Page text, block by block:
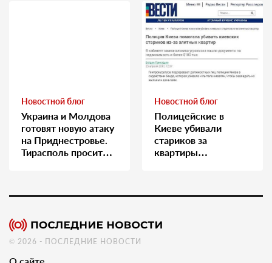
Новостной блог
Украина и Молдова
готовят новую атаку
на Приднестровье.
Тирасполь просит
Новостной блог
Полицейские в
Киеве убивали
стариков за
квартиры…
© 2026 - ПОСЛЕДНИЕ НОВОСТИ